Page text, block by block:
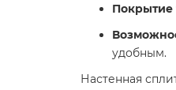
Покрытие
удобным. ​
Настенная